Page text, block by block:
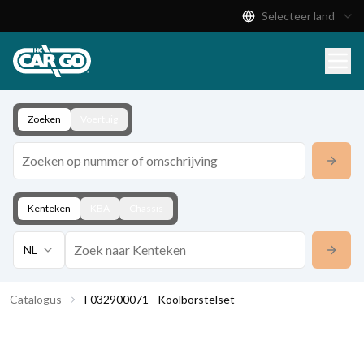
Download
Contact
Selecteer land
Zoeken
Kenteken
NL
Catalogus F032900071 - Koolborstelset